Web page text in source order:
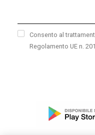
Consento al
Regolamento UE n.